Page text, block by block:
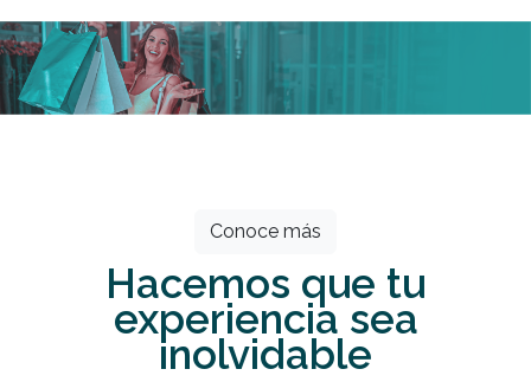
Conoce más
Hacemos que tu
experiencia sea
inolvidable